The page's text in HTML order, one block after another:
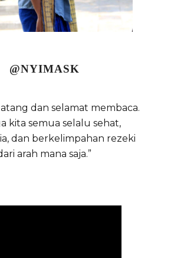
@NYIMASK
dan selamat membaca.
kita semua selalu sehat,
dan berkelimpahan rezeki
arah mana saja.”